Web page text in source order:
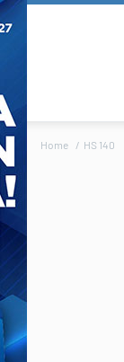
Home HS 140